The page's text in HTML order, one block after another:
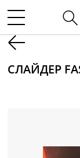
СЛАЙДЕР